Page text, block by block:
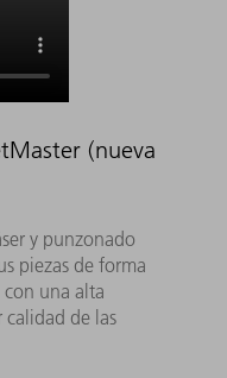
(nueva
y punzonado
piezas de forma
una alta
de las